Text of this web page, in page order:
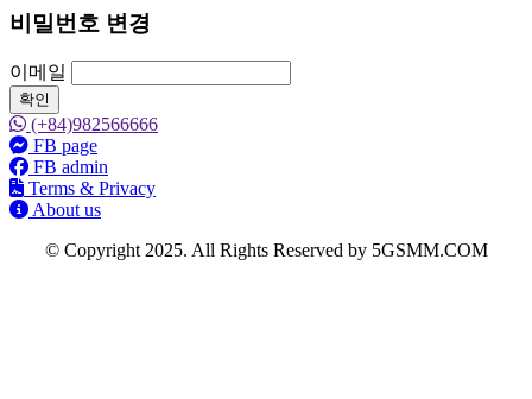
비밀번호 변경
이메일
확인
(+84)982566666
FB page
FB admin
Terms & Privacy
About us
© Copyright 2025. All Rights Reserved by 5GSMM.COM